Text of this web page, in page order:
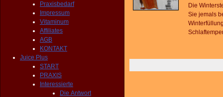
Praxisbedarf
Impressum
Vitaminum
Affiliates
AGB
KONTAKT
Juice Plus
START
PRAXIS
Interessierte
Die Antwort
Die
Sie jemals